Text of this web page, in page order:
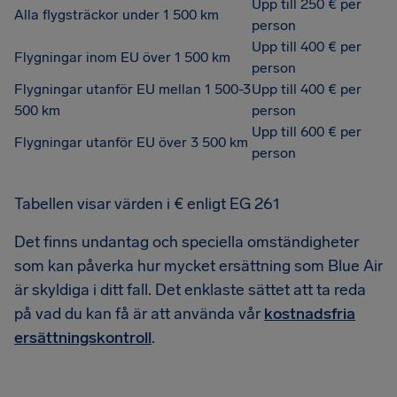
Alla flygsträckor under 1 500 km
Upp till 250 € per
person
Flygningar inom EU över 1 500 km
Upp till 400 € per
person
Flygningar utanför EU mellan 1 500-3
500 km
Upp till 400 € per
person
Flygningar utanför EU över 3 500 km
Upp till 600 € per
person
Tabellen visar värden i € enligt EG 261
Det finns undantag och speciella omständigheter
som kan påverka hur mycket ersättning som Blue Air
är skyldiga i ditt fall. Det enklaste sättet att ta reda
på vad du kan få är att använda vår kostnadsfria
ersättningskontroll.